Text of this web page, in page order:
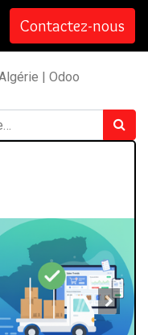
Contactez-nous
| Odoo